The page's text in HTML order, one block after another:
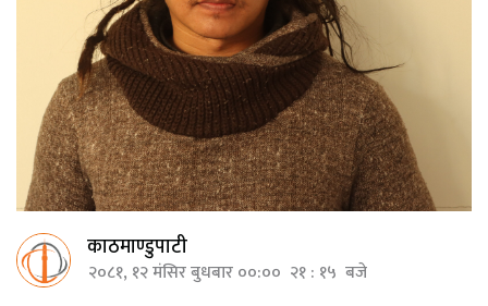
काठमाण्डुपाटी
२०८१, १२ मंसिर बुधबार ००:०० २१ : १५ बजे